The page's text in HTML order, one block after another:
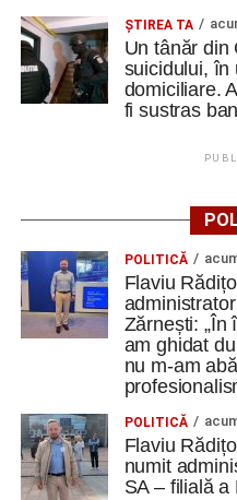
ȘTIREA TA
Un tânăr din
suicidului, în
domiciliare.
fi sustras
POLITICĂ
Flaviu
Zărnești: „În
am ghidat
nu m-am
POLITICĂ
Flaviu
numit
SA – filială a